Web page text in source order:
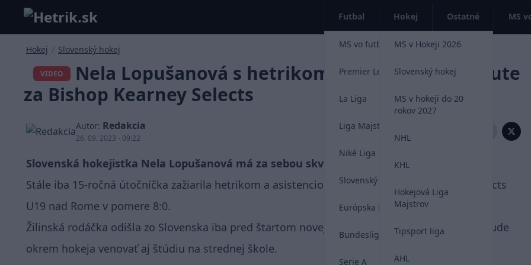
Futbal
MS vo futbale 2026
Premier League
La Liga
Liga Majstrov
Niké Liga
Slovenský futbal
Európska Liga
Bundesliga
Serie A
Hokej
MS v Hokeji 2026
Slovenský hokej
MS v hokeji do 20
rokov 2027
NHL
KHL
Hokejová Liga
Majstrov
Tipsport liga
AHL
Ostatné MS
Hokej / Slovenský hokej
VIDEO
Nela Lopušanová s hetrikom pri domácom debute
za Bishop Kearney Selects
Autor: Redakcia
26. 09. 2023 - 09:22
Zdieľať:
Slovenská hokejistka Nela Lopušanová má za sebou skvelý debut na domácom ľade.
Stále iba 15-ročná útočníčka zažiarila hetrikom a asistenciou pri triumfe Bishop Kearney Selects
U19 nad Rome v pomere 8:0.
Žilinská rodáčka odišla zo Slovenska iba pred štartom novej sezóny. V Severnej Amerike sa bude
okrem hokeja venovať aj štúdiu na strednej škole.